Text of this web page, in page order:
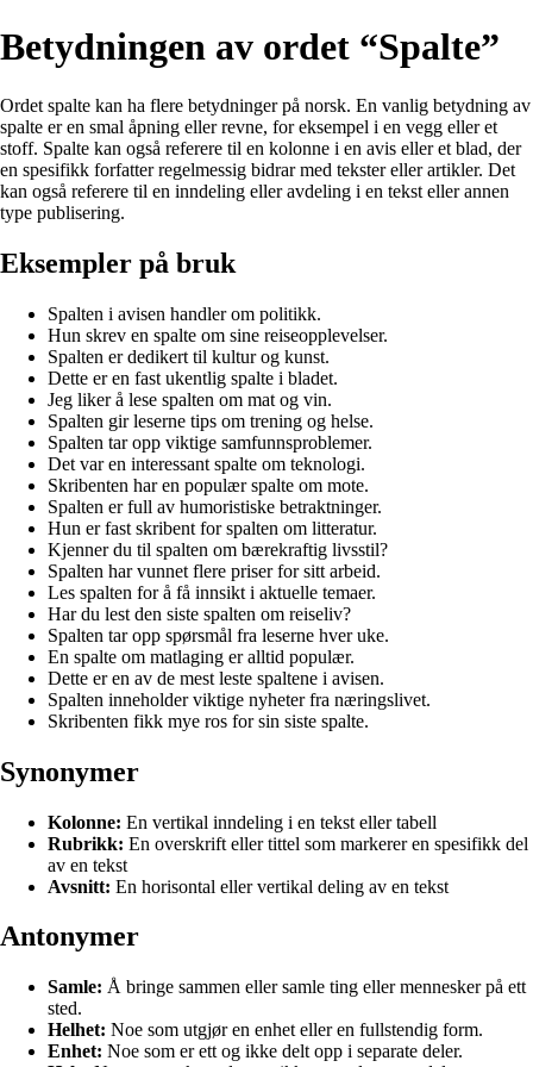
Betydningen av ordet “Spalte”
Ordet spalte kan ha flere betydninger på norsk. En vanlig betydning av
spalte er en smal åpning eller revne, for eksempel i en vegg eller et
stoff. Spalte kan også referere til en kolonne i en avis eller et blad, der
en spesifikk forfatter regelmessig bidrar med tekster eller artikler. Det
kan også referere til en inndeling eller avdeling i en tekst eller annen
type publisering.
Eksempler på bruk
Spalten i avisen handler om politikk.
Hun skrev en spalte om sine reiseopplevelser.
Spalten er dedikert til kultur og kunst.
Dette er en fast ukentlig spalte i bladet.
Jeg liker å lese spalten om mat og vin.
Spalten gir leserne tips om trening og helse.
Spalten tar opp viktige samfunnsproblemer.
Det var en interessant spalte om teknologi.
Skribenten har en populær spalte om mote.
Spalten er full av humoristiske betraktninger.
Hun er fast skribent for spalten om litteratur.
Kjenner du til spalten om bærekraftig livsstil?
Spalten har vunnet flere priser for sitt arbeid.
Les spalten for å få innsikt i aktuelle temaer.
Har du lest den siste spalten om reiseliv?
Spalten tar opp spørsmål fra leserne hver uke.
En spalte om matlaging er alltid populær.
Dette er en av de mest leste spaltene i avisen.
Spalten inneholder viktige nyheter fra næringslivet.
Skribenten fikk mye ros for sin siste spalte.
Synonymer
Kolonne: En vertikal inndeling i en tekst eller tabell
Rubrikk: En overskrift eller tittel som markerer en spesifikk del
av en tekst
Avsnitt: En horisontal eller vertikal deling av en tekst
Antonymer
Samle: Å bringe sammen eller samle ting eller mennesker på ett
sted.
Helhet: Noe som utgjør en enhet eller en fullstendig form.
Enhet: Noe som er ett og ikke delt opp i separate deler.